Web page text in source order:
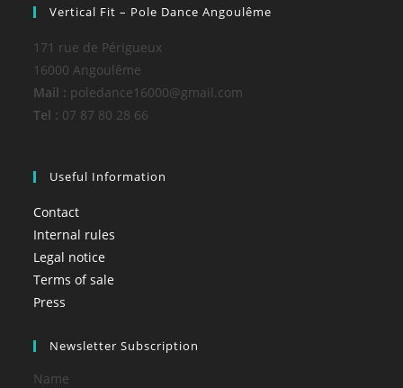
Vertical Fit – Pole Dance Angoulême
171 rue de Périgueux
16000 Angoulême
Mail : poledance16000@gmail.com
Tel : 07 87 80 28 66
Useful Information
Contact
Internal rules
Legal notice
Terms of sale
Press
Newsletter Subscription
Name